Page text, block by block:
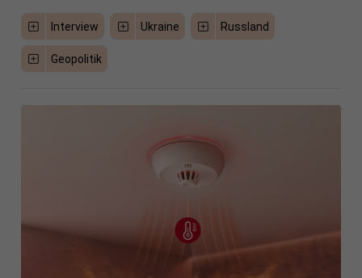
Interview Ukraine Russland
Geopolitik